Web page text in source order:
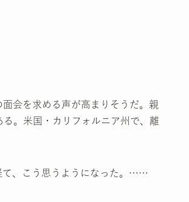
会を求める声が高まりそうだ。親
。米国・カリフォルニア州で、離
て、こう思うようになった。……